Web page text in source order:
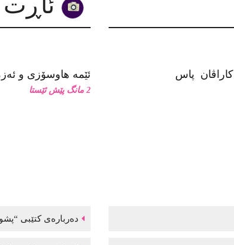
ئێمە هاوسۆزی و
2 مانگ پێش ئێستا
دەربارەی کتێبی